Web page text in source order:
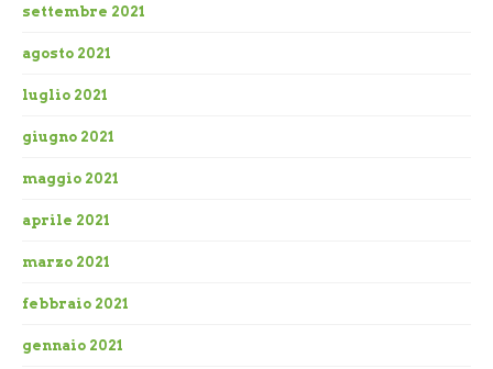
settembre 2021
agosto 2021
luglio 2021
giugno 2021
maggio 2021
aprile 2021
marzo 2021
febbraio 2021
gennaio 2021